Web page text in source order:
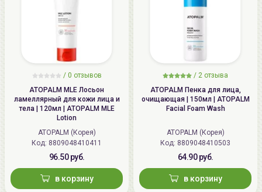
/ 0 отзывов
ATOPALM MLE Лосьон
ламеллярный для кожи лица и
тела | 120мл | ATOPALM MLE
Lotion
ATOPALM (Корея)
Код: 8809048410411
96.50 руб.
в корзину
/ 2 отзыва
ATOPALM Пенка для лица,
очищающая | 150мл | ATOPALM
Facial Foam Wash
ATOPALM (Корея)
Код: 8809048410503
64.90 руб.
в корзину